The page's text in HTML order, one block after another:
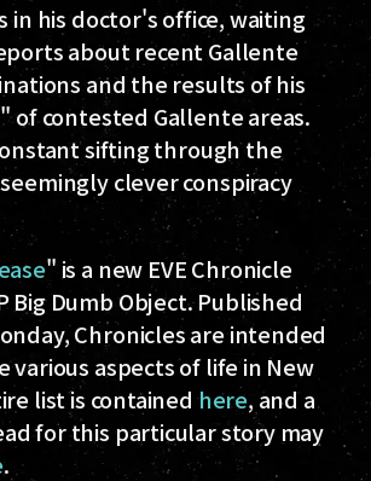
in his doctor's office, waiting
about recent Gallente
and the results of his
of contested Gallente areas.
sifting through the
clever conspiracy
" is a new EVE Chronicle
Big Dumb Object. Published
Chronicles are intended
various aspects of life in New
list is containedhere, and a
for this particular story may
.